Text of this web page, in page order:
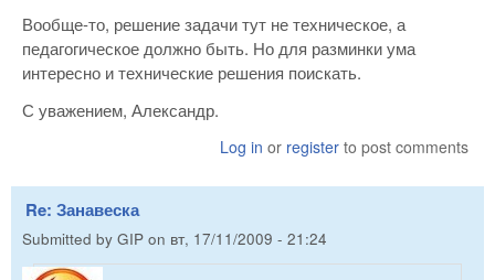
Вообще-то, решение задачи тут не техническое, а
педагогическое должно быть. Но для разминки ума
интересно и технические решения поискать.
С уважением, Александр.
Log in or register to post comments
Re: Занавеска
Submitted by GIP on вт, 17/11/2009 - 21:24